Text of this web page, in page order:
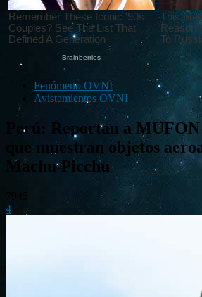
Fenómeno OVNI
Avistamientos OVNI
Perú: Reportan a
que muestran objetos
Machu Picchu
4